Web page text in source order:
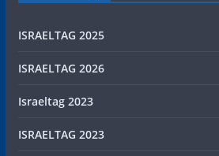
ISRAELTAG 2025
ISRAELTAG 2026
Israeltag 2023
ISRAELTAG 2023